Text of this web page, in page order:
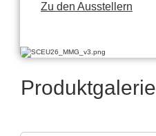
Zu den Ausstellern
Produktgalerie